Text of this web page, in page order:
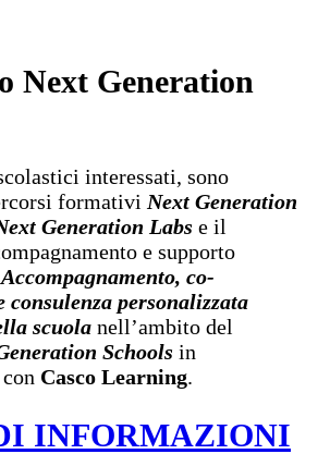
Next Generation
interessati, sono
formativi Next Generation
Generation Labs e il
e supporto
Accompagnamento, co-
consulenza personalizzata
scuola nell’ambito del
Schools in
Casco Learning.
INFORMAZIONI